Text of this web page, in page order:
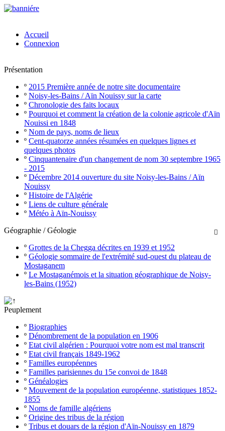
Accueil
Connexion
Présentation
º 2015 Première année de notre site documentaire
º Noisy-les-Bains / Aïn Nouissy sur la carte
º Chronologie des faits locaux
º Pourquoi et comment la création de la colonie agricole d'Aïn
Nouissi en 1848
º Nom de pays, noms de lieux
º Cent-quatorze années résumées en quelques lignes et
quelques photos
º Cinquantenaire d'un changement de nom 30 septembre 1965
- 2015
º Décembre 2014 ouverture du site Noisy-les-Bains / Aïn
Nouissy
º Histoire de l'Algérie
º Liens de culture générale
º Météo à Aïn-Nouissy

Géographie / Géologie
º Grottes de la Chegga décrites en 1939 et 1952
º Géologie sommaire de l'extrémité sud-ouest du plateau de
Mostaganem
º Le Mostaganémois et la situation géographique de Noisy-
les-Bains (1952)
Peuplement
º Biographies
º Dénombrement de la population en 1906
º Etat civil algérien : Pourquoi votre nom est mal transcrit
º Etat civil français 1849-1962
º Familles européennes
º Familles parisiennes du 15e convoi de 1848
º Généalogies
º Mouvement de la population européenne, statistiques 1852-
1855
º Noms de famille algériens
º Origine des tribus de la région
º Tribus et douars de la région d'Aïn-Nouissy en 1879